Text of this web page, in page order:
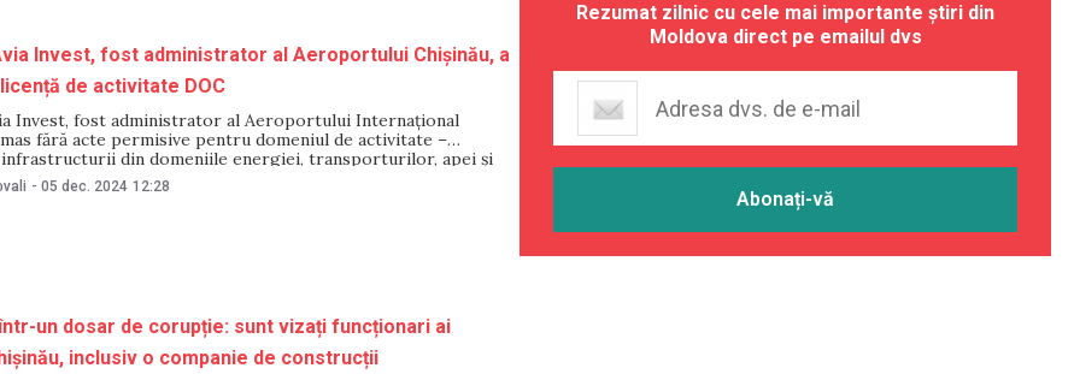
Invest, fost administrator al Aeroportului Chișinău, a
de activitate DOC
Invest, fost administrator al Aeroportului Internațional
fără acte permisive pentru domeniul de activitate –
infrastructurii din domeniile energiei, transporturilor, apei și
domeniul aerospațial, al apărării, electoral”. Decizia a fost luată
de Consiliul pentru promovarea proiectelor investiționale
- 05 dec. 2024 12:28
un dosar de corupție: sunt vizați funcționari ai
inclusiv o companie de construcții
Rezumat zilnic cu cele mai importante știri din
Moldova direct pe emailul dvs